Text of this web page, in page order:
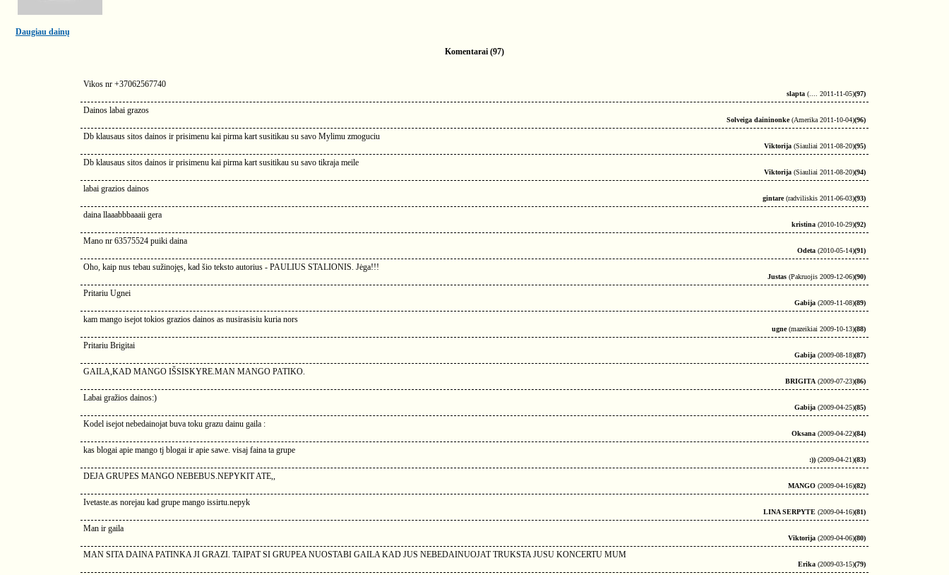
Daugiau dainų
Komentarai (97)
Vikos nr +37062567740
slapta (.... 2011-11-05)(97)
Dainos labai grazos
Solveiga daininonke(Amerika 2011-10-04)(96)
Db klausaus sitos dainos ir prisimenu kai pirma kart susitikau su savo Mylimu zmoguciu
Viktorija (Siauliai 2011-08-20)(95)
Db klausaus sitos dainos ir prisimenu kai pirma kart susitikau su savo tikraja meile
Viktorija (Siauliai 2011-08-20)(94)
labai grazios dainos
gintare(radviliskis 2011-06-03)(93)
daina llaaabbbaaaii gera
kristina (2010-10-29)(92)
Mano nr 63575524 puiki daina
Odeta (2010-05-14)(91)
Oho, kaip nus tebau sužinojęs, kad šio teksto autorius - PAULIUS STALIONIS. Jėga!!!
Justas (Pakruojis 2009-12-06)(90)
Pritariu Ugnei
Gabija (2009-11-08)(89)
kam mango isejot tokios grazios dainos as nusirasisiu kuria nors
ugne(mazeikiai 2009-10-13)(88)
Pritariu Brigitai
Gabija (2009-08-18)(87)
GAILA,KAD MANGO IŠSISKYRE.MAN MANGO PATIKO.
BRIGITA (2009-07-23)(86)
Labai gražios dainos:)
Gabija (2009-04-25)(85)
Kodel isejot nebedainojat buva toku grazu dainu gaila :
Oksana (2009-04-22)(84)
kas blogai apie mango tj blogai ir apie sawe. visaj faina ta grupe
:)) (2009-04-21)(83)
DEJA GRUPES MANGO NEBEBUS.NEPYKIT ATE,,
MANGO (2009-04-16)(82)
Ivetaste.as norejau kad grupe mango issirtu.nepyk
LINA SERPYTE (2009-04-16)(81)
Man ir gaila
Viktorija (2009-04-06)(80)
MAN SITA DAINA PATINKA JI GRAZI. TAIPAT SI GRUPEA NUOSTABI GAILA KAD JUS NEBEDAINUOJAT TRUKSTA JUSU KONCERTU MUM
Erika (2009-03-15)(79)